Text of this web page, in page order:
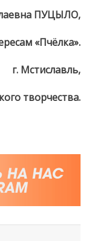
ПУЦЫЛО,
«Пчёлка».
г. Мстиславль,
творчества.